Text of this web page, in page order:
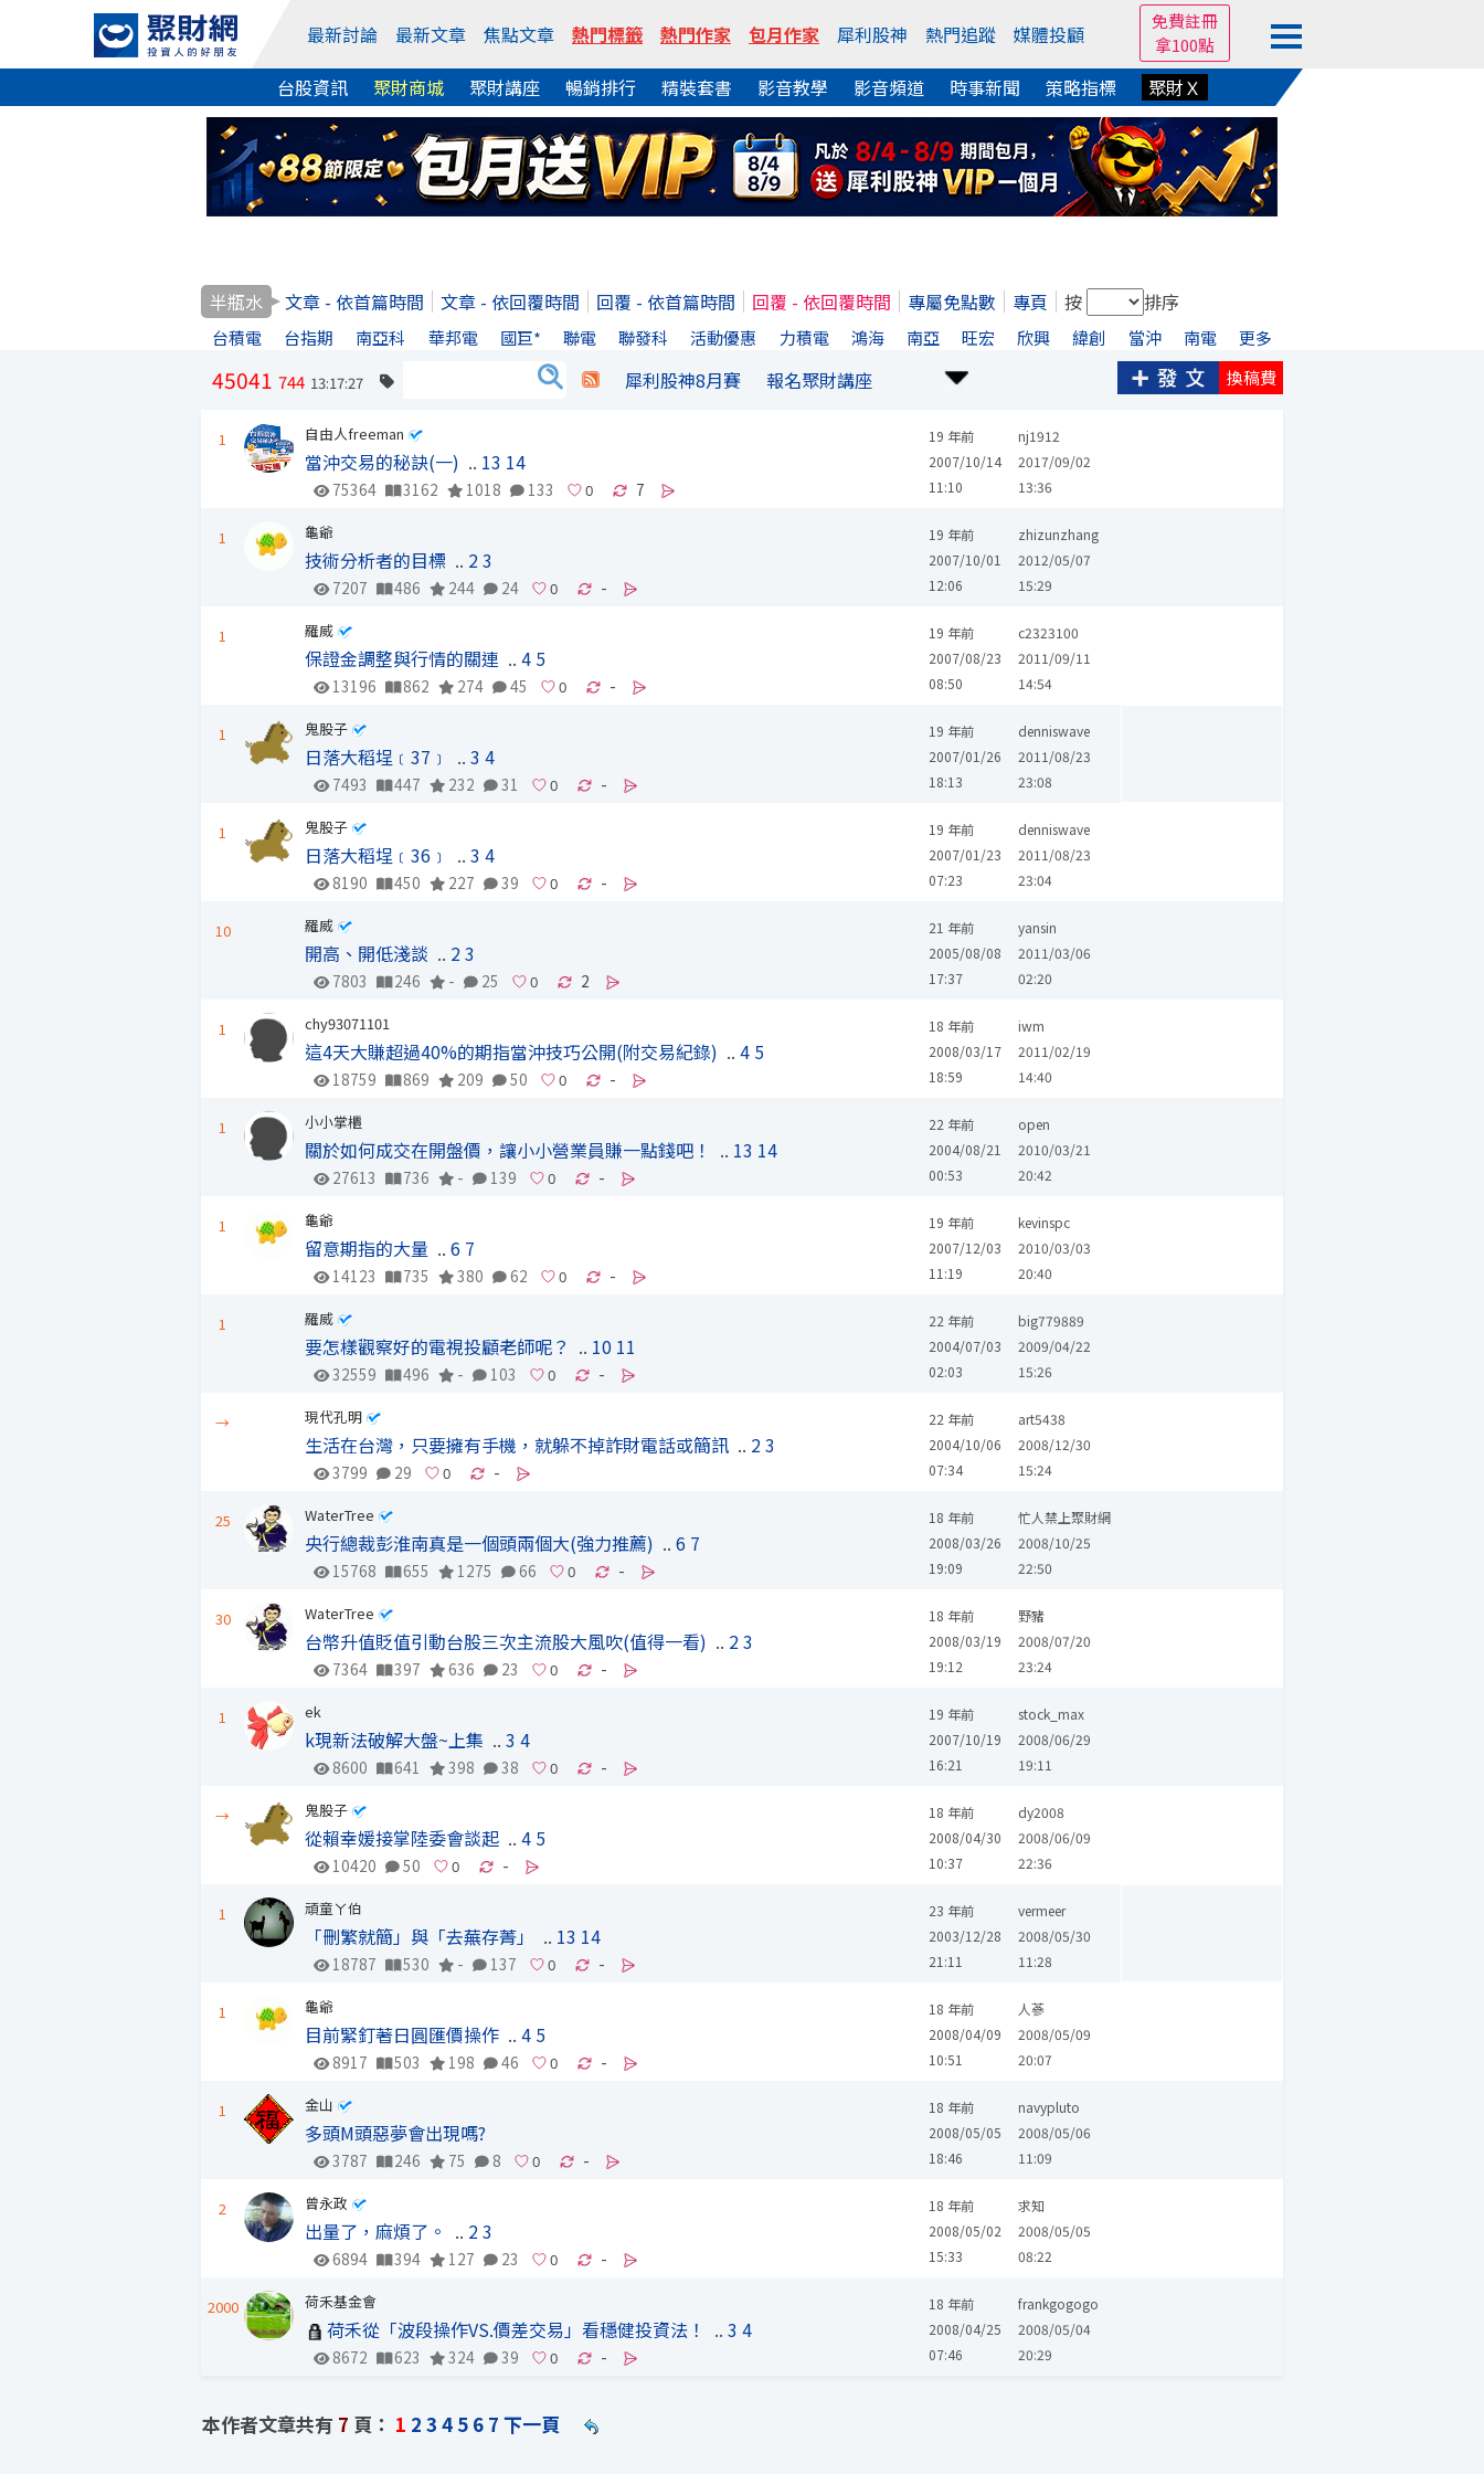
最新討論 最新文章 焦點文章 熱門標籤 熱門作家 包月作家 犀利股神 熱門追蹤 媒體投顧
免費註冊
拿100點
台股資訊 聚財商城 聚財講座 暢銷排行 精裝套書 影音教學 影音頻道 時事新聞 策略指標 聚財Ｘ
半瓶水 文章 - 依首篇時間 文章 - 依回覆時間 回覆 - 依首篇時間 回覆 - 依回覆時間 專屬免點數 專頁 按 排序
台積電 台指期 南亞科 華邦電 國巨* 聯電 聯發科 活動優惠 力積電 鴻海 南亞 旺宏 欣興 緯創 當沖 南電 更多
45041 744 13:17:27 犀利股神8月賽 報名聚財講座 換稿費
1 自由人freeman
19 年前
2007/10/14
11:10
當沖交易的秘訣(一) .. 13 14
75364 3162 1018 133 7
nj1912
2017/09/02
13:36
1 龜爺
19 年前
2007/10/01
12:06
技術分析者的目標 .. 23
7207 486 244 24 -
zhizunzhang
2012/05/07
15:29
1 羅威
19 年前
2007/08/23
08:50
保證金調整與行情的關連 ..4 5
13196 862 274 45 -
c2323100
2011/09/11
14:54
1 鬼股子
19 年前
2007/01/26
18:13
日落大稻埕﹝37﹞ ..3 4
7493 447 232 31 -
denniswave
2011/08/23
23:08
1 鬼股子
19 年前
2007/01/23
07:23
日落大稻埕﹝36﹞ ..3 4
8190 450 227 39 -
denniswave
2011/08/23
23:04
10 羅威
21 年前
2005/08/08
17:37
開高、開低淺談 .. 23
7803 246 - 25 2
yansin
2011/03/06
02:20
1 chy93071101
18 年前
2008/03/17
18:59
這4天大賺超過40%的期指當沖技巧公開(附交易紀錄) ..4 5
18759 869 209 50 -
iwm
2011/02/19
14:40
1 小小掌櫃
22 年前
2004/08/21
00:53
關於如何成交在開盤價，讓小小營業員賺一點錢吧！ .. 13 14
27613 736 - 139 -
open
2010/03/21
20:42
1 龜爺
19 年前
2007/12/03
11:19
留意期指的大量 ..6 7
14123 735 380 62 -
kevinspc
2010/03/03
20:40
1 羅威
22 年前
2004/07/03
02:03
要怎樣觀察好的電視投顧老師呢？ .. 10 11
32559 496 - 103 -
big779889
2009/04/22
15:26
→ 現代孔明
22 年前
2004/10/06
07:34
生活在台灣，只要擁有手機，就躲不掉詐財電話或簡訊 .. 23
3799 29 -
art5438
2008/12/30
15:24
25 WaterTree
18 年前
2008/03/26
19:09
央行總裁彭淮南真是一個頭兩個大(強力推薦) ..6 7
15768 655 1275 66 -
忙人禁上聚財網
2008/10/25
22:50
30 WaterTree
18 年前
2008/03/19
19:12
台幣升值貶值引動台股三次主流股大風吹(值得一看) .. 23
7364 397 636 23 -
野豬
2008/07/20
23:24
1 ek
19 年前
2007/10/19
16:21
k現新法破解大盤~上集 ..3 4
8600 641 398 38 -
stock_max
2008/06/29
19:11
→ 鬼股子
18 年前
2008/04/30
10:37
從賴幸媛接掌陸委會談起 ..4 5
10420 50 -
dy2008
2008/06/09
22:36
1 頑童ㄚ伯
23 年前
2003/12/28
21:11
「刪繁就簡」與「去蕪存菁」 .. 13 14
18787 530 - 137 -
vermeer
2008/05/30
11:28
1 龜爺
18 年前
2008/04/09
10:51
目前緊釘著日圓匯價操作 ..4 5
8917 503 198 46 -
人蔘
2008/05/09
20:07
1 金山
18 年前
2008/05/05
18:46
多頭M頭惡夢會出現嗎?
3787 246 75 8 -
navypluto
2008/05/06
11:09
2 曾永政
18 年前
2008/05/02
15:33
出量了，麻煩了。 .. 23
6894 394 127 23 -
求知
2008/05/05
08:22
2000 荷禾基金會
18 年前
2008/04/25
07:46
荷禾從「波段操作VS.價差交易」看穩健投資法！ ..3 4
8672 623 324 39 -
frankgogogo
2008/05/04
20:29
本作者文章共有 7 頁： 1 2 3 4 5 6 7 下一頁